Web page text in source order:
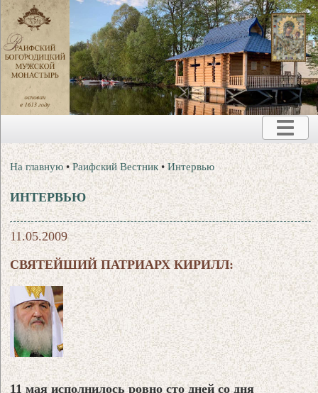
На главную •Раифский Вестник •Интервью
ИНТЕРВЬЮ
11.05.2009
СВЯТЕЙШИЙ ПАТРИАРХ КИРИЛЛ:
11 мая исполнилось ровно сто дней со дня